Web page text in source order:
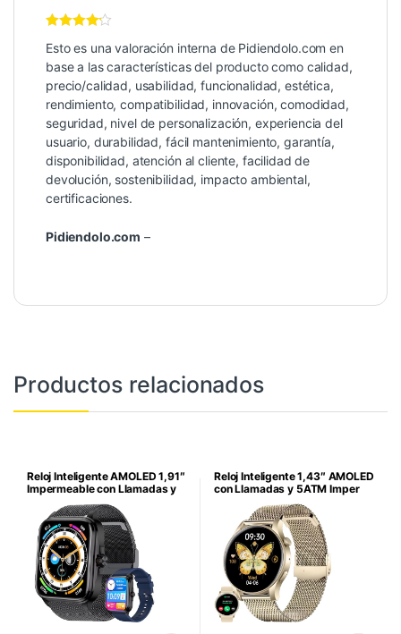
Interna4
de 5
Esto es una valoración interna de Pidiendolo.com en
base a las características del producto como calidad,
precio/calidad, usabilidad, funcionalidad, estética,
rendimiento, compatibilidad, innovación, comodidad,
seguridad, nivel de personalización, experiencia del
usuario, durabilidad, fácil mantenimiento, garantía,
disponibilidad, atención al cliente, facilidad de
devolución, sostenibilidad, impacto ambiental,
certificaciones.
Pidiendolo.com –
Productos relacionados
Reloj Inteligente AMOLED 1,91″
Impermeable con Llamadas y
Reloj Inteligente 1,43″ AMOLED
con Llamadas y 5ATM Imper